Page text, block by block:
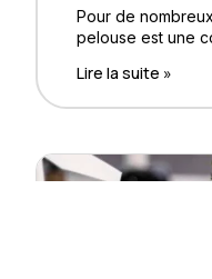
Pour de
pelouse est une
Lire la suite »